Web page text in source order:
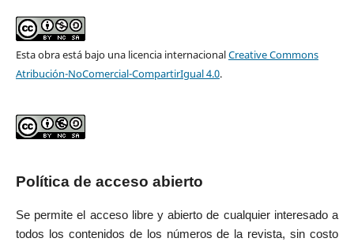
Esta obra está bajo una licencia internacionalCreative Commons
Atribución-NoComercial-CompartirIgual 4.0.
Política de acceso abierto
Se permite el acceso libre y abierto de cualquier interesado a
todos los contenidos de los números de la revista, sin costo